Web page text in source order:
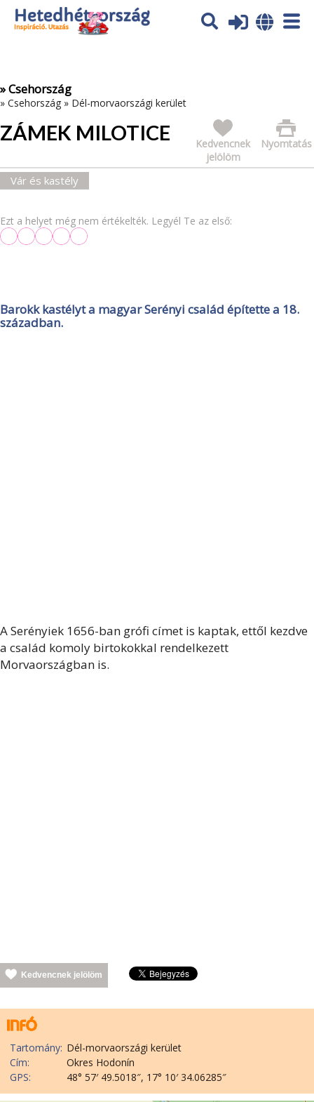
Az oldal sütiket (cookies) használ. További tájékoztatás itt:
Adatvédelmi tájékoztató
» Csehország
» Csehország » Dél-morvaországi kerület
ZÁMEK MILOTICE Nyomtatás
Kedvencnek
jelölöm
Vár és kastély
Ezt a helyet még nem értékelték. Legyél Te az első:
Barokk kastélyt a magyar Serényi család építette a 18.
században.
A Serényiek 1656-ban grófi címet is kaptak, ettől kezdve
a család komoly birtokokkal rendelkezett
Morvaországban is.
Kedvencnek jelölöm
Tartomány: Dél-morvaországi kerület
Cím:
Okres Hodonín
GPS:
48° 57′ 49.5018″, 17° 10′ 34.06285″